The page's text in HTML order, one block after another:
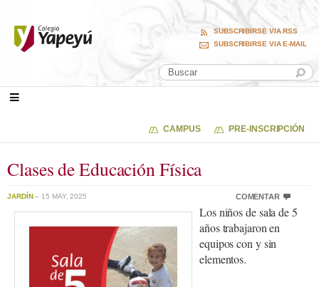
SUBSCRIBIRSE VIA RSS
SUBSCRIBIRSE VIA E-MAIL
CAMPUS PRE-INSCRIPCIÓN
Clases de Educación Física
JARDÍN– 15 MAY, 2025 COMENTAR
Los niños de sala de 5
años trabajaron en
equipos con y sin
elementos.